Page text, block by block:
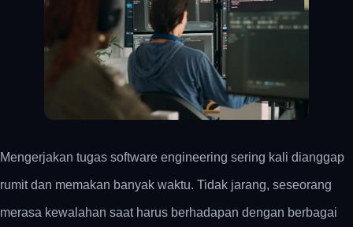
Mengerjakan tugas software engineering sering kali dianggap
rumit dan memakan banyak waktu. Tidak jarang, seseorang
merasa kewalahan saat harus berhadapan dengan berbagai